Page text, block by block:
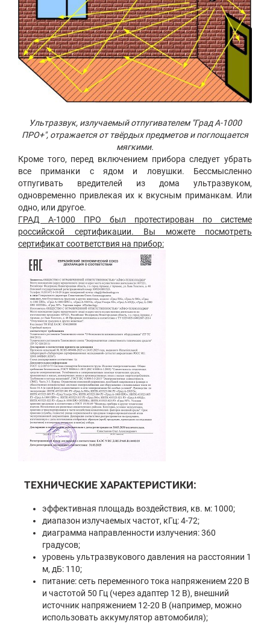
Ультразвук, излучаемый отпугивателем "Град А-1000
ПРО+", отражается от твёрдых предметов и поглощается
мягкими.
Кроме того, перед включением прибора следует убрать
все приманки с ядом и ловушки. Бессмысленно
отпугивать вредителей из дома ультразвуком,
одновременно привлекая их к вкусным приманкам. Или
одно, или другое.
ГРАД А-1000 ПРО был протестирован по системе
российской сертификации. Вы можете посмотреть
сертификат соответствия на прибор:
ТЕХНИЧЕСКИЕ ХАРАКТЕРИСТИКИ:
эффективная площадь воздействия, кв. м: 1000;
диапазон излучаемых частот, кГц: 4-72;
диаграмма направленности излучения: 360
градусов;
уровень ультразвукового давления на расстоянии 1
м, дБ: 110;
питание: сеть переменного тока напряжением 220 В
и частотой 50 Гц (через адаптер 12 В), внешний
источник напряжением 12-20 В (например, можно
использовать аккумулятор автомобиля);